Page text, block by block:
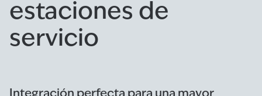
estaciones de
servicio
Integración perfecta para una mayor